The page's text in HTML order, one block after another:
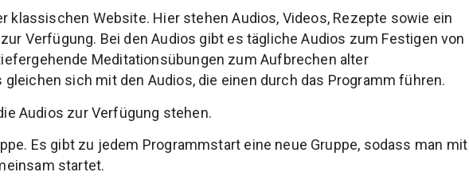
klassischen Website. Hier stehen Audios, Videos, Rezepte sowie ein
Verfügung. Bei den Audios gibt es tägliche Audios zum Festigen von
Meditationsübungen zum Aufbrechen alter
gleichen sich mit den Audios, die einen durch das Programm führen.
Audios zur Verfügung stehen.
Es gibt zu jedem Programmstart eine neue Gruppe, sodass man mit
startet.